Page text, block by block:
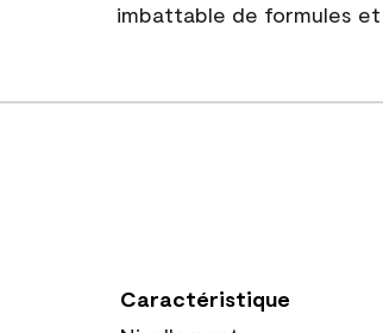
imbattable de formules
Caractéristique